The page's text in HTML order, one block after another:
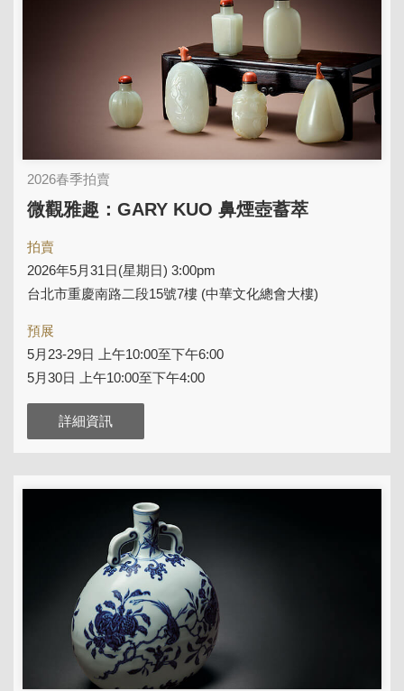
2026春季拍賣
微觀雅趣：GARY KUO 鼻煙壺蓄萃
拍賣
2026年5月31日(星期日) 3:00pm
台北市重慶南路二段15號7樓 (中華文化總會大樓)
預展
5月23-29日 上午10:00至下午6:00
5月30日 上午10:00至下午4:00
詳細資訊